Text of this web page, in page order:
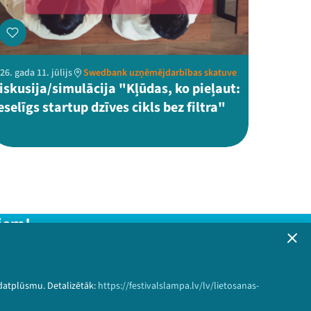
Detalizētāk: https://festivalslampa.lv/lv/lietosanas-
gada 11. jūlijs Swedbank uzņēmējdarbības skatuve
simulācija "Kļūdas, ko pieļaut:
startup dzīves cikls bez filtra"
Pieteikties